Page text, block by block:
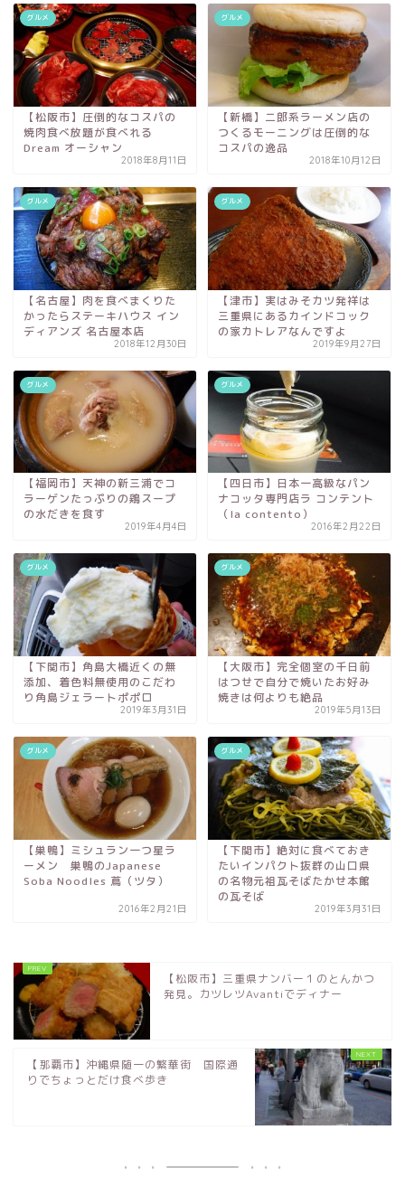
グルメ
【松阪市】圧倒的なコスパの
焼肉食べ放題が食べれる
Dream オーシャン
2018年8月11日
グルメ
【新橋】二郎系ラーメン店の
つくるモーニングは圧倒的な
コスパの逸品
2018年10月12日
グルメ
【名古屋】肉を食べまくりた
かったらステーキハウス イン
ディアンズ 名古屋本店
2018年12月30日
グルメ
【津市】実はみそカツ発祥は
三重県にあるカインドコック
の家カトレアなんですよ
2019年9月27日
グルメ
【福岡市】天神の新三浦でコ
ラーゲンたっぷりの鶏スープ
の水だきを食す
2019年4月4日
グルメ
【四日市】日本一高級なパン
ナコッタ専門店ラ コンテント
（la contento）
2016年2月22日
グルメ
【下関市】角島大橋近くの無
添加、着色料無使用のこだわ
り角島ジェラートポポロ
2019年3月31日
グルメ
【大阪市】完全個室の千日前
はつせで自分で焼いたお好み
焼きは何よりも絶品
2019年5月13日
グルメ
【巣鴨】ミシュラン一つ星ラ
ーメン 巣鴨のJapanese
Soba Noodles 蔦（ツタ）
2016年2月21日
グルメ
【下関市】絶対に食べておき
たいインパクト抜群の山口県
の名物元祖瓦そばたかせ本館
の瓦そば
2019年3月31日
【松阪市】三重県ナンバー１のとんかつ
発見。カツレツAvantiでディナー
【那覇市】沖縄県随一の繁華街 国際通
りでちょっとだけ食べ歩き